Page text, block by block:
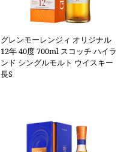
グレンモーレンジィ オリジナル
12年 40度 700ml スコッチ ハイラ
ンド シングルモルト ウイスキー
長S